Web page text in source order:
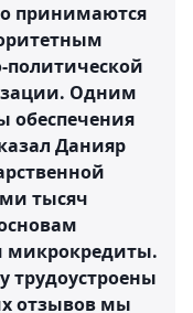
принимаются
Одним
обеспечения
Данияр
тысяч
микрокредиты.
трудоустроены
отзывов мы